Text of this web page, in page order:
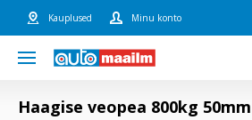
Kauplused Minu konto
Haagise veopea 800kg